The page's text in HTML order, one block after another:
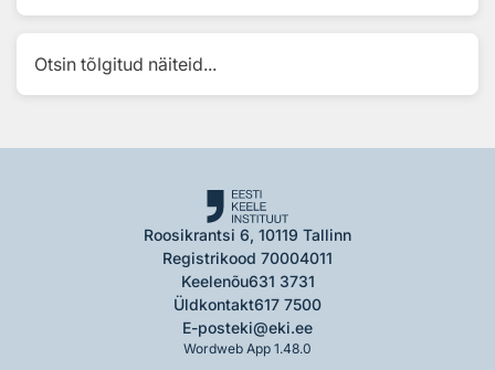
Otsin tõlgitud näiteid...
Roosikrantsi 6, 10119 Tallinn
Registrikood 70004011
Keelenõu631 3731
Üldkontakt617 7500
E-posteki@eki.ee
Wordweb App 1.48.0